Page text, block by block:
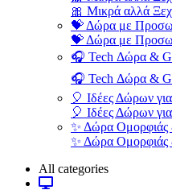
🎀 Μικρά αλλά
💝 Δώρα με
💝 Δώρα με
🎧 Tech Δώρα &
🎧 Tech Δώρα &
🎈 Ιδέες Δώρων
🎈 Ιδέες Δώρων
✨ Δώρα Ομορφιάς
✨ Δώρα Ομορφιάς
All categories